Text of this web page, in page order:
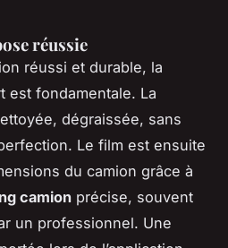
réussie
réussi et durable, la
est fondamentale. La
dégraissée, sans
Le film est ensuite
du camion grâce à
camion précise, souvent
un professionnel. Une